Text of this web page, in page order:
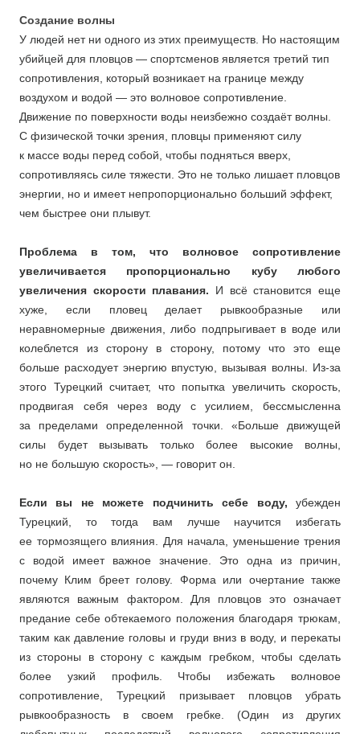
Создание волны
У людей нет ни одного из этих преимуществ. Но настоящим
убийцей для пловцов — спортсменов является третий тип
сопротивления, который возникает на границе между
воздухом и водой — это волновое сопротивление.
Движение по поверхности воды неизбежно создаёт волны.
С физической точки зрения, пловцы применяют силу
к массе воды перед собой, чтобы подняться вверх,
сопротивляясь силе тяжести. Это не только лишает пловцов
энергии, но и имеет непропорционально больший эффект,
чем быстрее они плывут.
Проблема в том, что волновое сопротивление
увеличивается пропорционально кубу любого
увеличения скорости плавания. И всё становится еще
хуже, если пловец делает рывкообразные или
неравномерные движения, либо подпрыгивает в воде или
колеблется из сторону в сторону, потому что это еще
больше расходует энергию впустую, вызывая волны. Из-за
этого Турецкий считает, что попытка увеличить скорость,
продвигая себя через воду с усилием, бессмысленна
за пределами определенной точки. «Больше движущей
силы будет вызывать только более высокие волны,
но не большую скорость», — говорит он.
Если вы не можете подчинить себе воду, убежден
Турецкий, то тогда вам лучше научится избегать
ее тормозящего влияния. Для начала, уменьшение трения
с водой имеет важное значение. Это одна из причин,
почему Клим бреет голову. Форма или очертание также
являются важным фактором. Для пловцов это означает
предание себе обтекаемого положения благодаря трюкам,
таким как давление головы и груди вниз в воду, и перекаты
из стороны в сторону с каждым гребком, чтобы сделать
более узкий профиль. Чтобы избежать волновое
сопротивление, Турецкий призывает пловцов убрать
рывкообразность в своем гребке. (Один из других